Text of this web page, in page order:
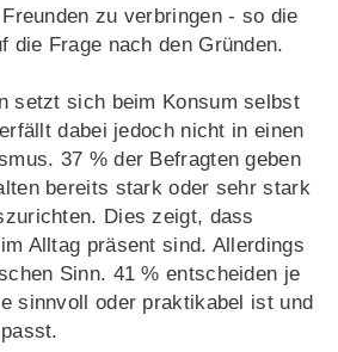
zu verbringen - so die
die Frage nach den Gründen.
setzt sich beim Konsum selbst
dabei jedoch nicht in einen
37 % der Befragten geben
bereits stark oder sehr stark
Dies zeigt, dass
Alltag präsent sind. Allerdings
Sinn. 41 % entscheiden je
sinnvoll oder praktikabel ist und